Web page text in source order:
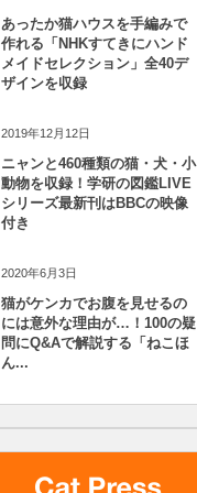
あったか猫ハウスを手編みで
作れる「NHKすてきにハンド
メイドセレクション」全40デ
ザインを収録
2019年12月12日
ニャンと460種類の猫・犬・小
動物を収録！学研の図鑑LIVE
シリーズ最新刊はBBCの映像
付き
2020年6月3日
猫がケンカでお腹を見せるの
には意外な理由が…！100の疑
問にQ&Aで解説する「ねこほ
ん...